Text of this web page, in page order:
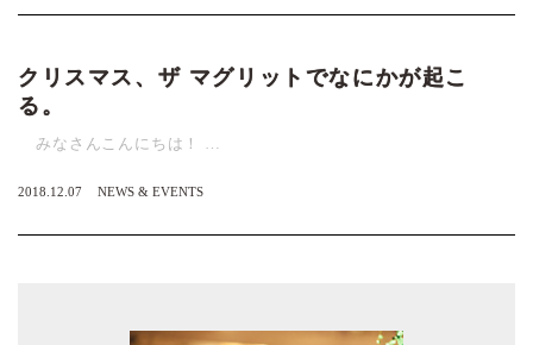
クリスマス、ザ マグリットでなにかが起こ
る。
みなさんこんにちは！ …
2018.12.07 NEWS & EVENTS